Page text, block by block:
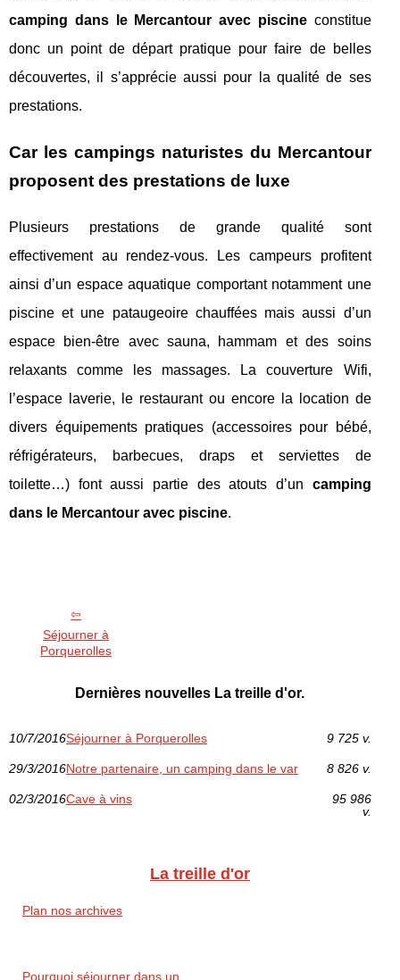
camping dans le Mercantour avec piscineconstitue
donc un point de départ pratique pour faire de belles
découvertes, il s’apprécie aussi pour la qualité de ses
prestations.
Car les campings naturistes du Mercantour
proposent des prestations de luxe
Plusieurs prestations de grande qualité sont
effectivement au rendez-vous. Les campeurs profitent
ainsi d’un espace aquatique comportant notamment une
piscine et une pataugeoire chauffées mais aussi d’un
espace bien-être avec sauna, hammam et des soins
relaxants comme les massages. La couverture Wifi,
l’espace laverie, le restaurant ou encore la location de
divers équipements pratiques (accessoires pour bébé,
réfrigérateurs, barbecues, draps et serviettes de
toilette…) font aussi partie des atouts d’un camping
dans le Mercantour avec piscine.
Séjourner à
Porquerolles
Dernières nouvelles La treille d'or.
10/7/2016Séjourner à Porquerolles 9 725 v.
29/3/2016Notre partenaire, un camping dans le var 8 826 v.
02/3/2016Cave à vins
95 986
v.
La treille d'or
Plan nos archives
Pourquoi séjourner dans un...